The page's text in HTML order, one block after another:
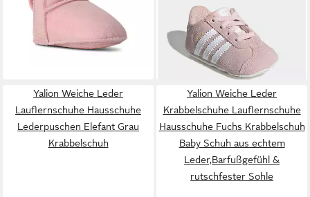
Schneestiefel mit
Klettverschluss
37,95 €
-49%
für Babys
37,99 €
Yalion Weiche Leder
Lauflernschuhe Hausschuhe
Lederpuschen Elefant Grau
Krabbelschuh
Yalion Weiche Leder
Krabbelschuhe Lauflernschuhe
Hausschuhe Fuchs Krabbelschuh
Baby Schuh aus echtem
Leder,Barfußgefühl &
rutschfester Sohle